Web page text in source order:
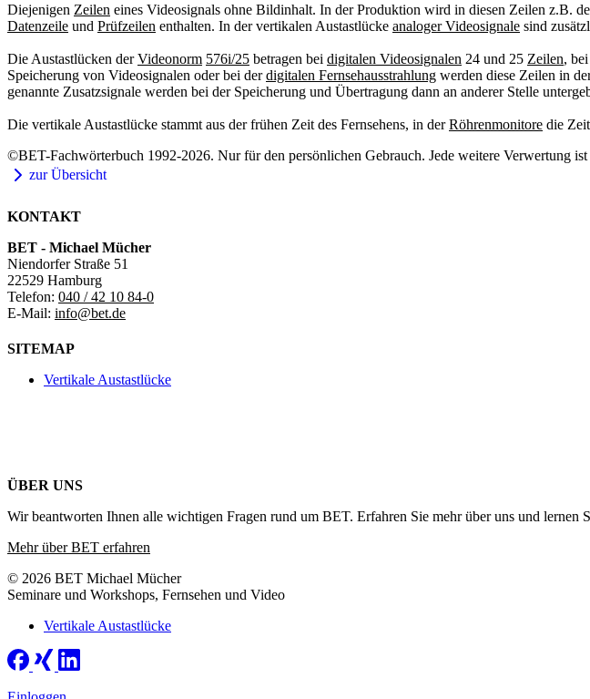
Diejenigen Zeilen eines Videosignals ohne Bildinhalt. In der Produktion wird in diesen Zeilen z.B.
Datenzeile und Prüfzeilen enthalten. In der vertikalen Austastlücke analoger Videosignale sind
Die Austastlücken derVideonorm 576i/25 betragen bei digitalen Videosignalen 24 und 25 Zeilen, bei
Speicherung von Videosignalen oder bei derdigitalen Fernsehausstrahlung werden diese Zeilen in
genannte Zusatzsignale werden bei der Speicherung und Übertragung dann an anderer Stelle
Die vertikale Austastlücke stammt aus der frühen Zeit des Fernsehens, in derRöhrenmonitore die
©BET-Fachwörterbuch 1992-2026. Nur für den persönlichen Gebrauch. Jede weitere Verwertung
zur Übersicht
KONTAKT
BET - Michael Mücher
Niendorfer Straße 51
22529 Hamburg
Telefon: 040 / 42 10 84-0
E-Mail: info@bet.de
SITEMAP
Vertikale Austastlücke
ÜBER UNS
Wir beantworten Ihnen alle wichtigen Fragen rund um BET. Erfahren Sie mehr über uns und lernen
Mehr über BET erfahren
© 2026 BET Michael Mücher
Seminare und Workshops, Fernsehen und Video
Vertikale Austastlücke